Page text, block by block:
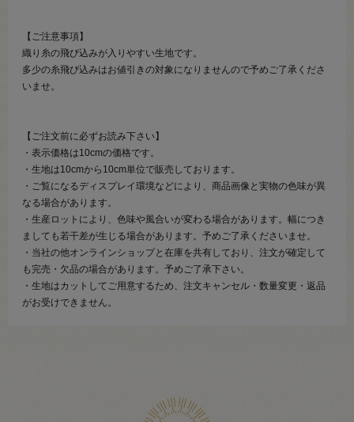
【ご注意事項】
織り糸の飛び込みが入りやすい生地です。
多少の糸飛び込みはお値引きの対象になりませんので予めご了承くださ
いませ。
【ご注文前に必ずお読み下さい】
・表示価格は10cmの価格です。
・生地は10cmから10cm単位で販売しております。
・ご覧になるディスプレイ環境などにより、商品画像と実物の色味が異
なる場合があります。
・生産ロットにより、色味や風合いが変わる場合があります。幅につき
ましても若干差が生じる場合があります。予めご了承くださいませ。
・当社の他オンラインショップと在庫を共有しており、注文が確定して
も完売・欠品の場合があります。予めご了承下さい。
・生地はカットしてご用意するため、注文キャンセル・数量変更・返品
がお受けできません。